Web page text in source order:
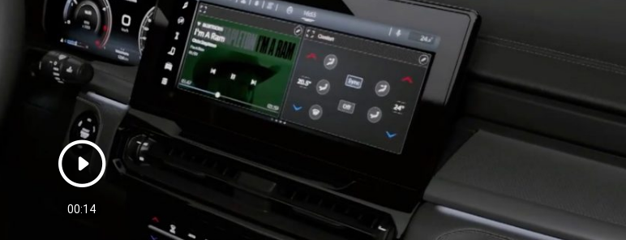
Play
Video
00:14duration